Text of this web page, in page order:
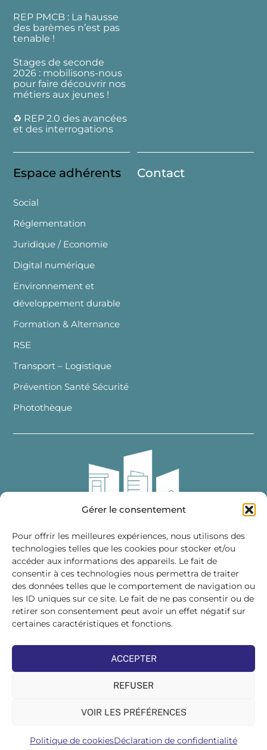
Gérer le consentement
Pour offrir les meilleures expériences, nous utilisons des
technologies telles que les cookies pour stocker et/ou
accéder aux informations des appareils. Le fait de
consentir à ces technologies nous permettra de traiter
des données telles que le comportement de navigation ou
les ID uniques sur ce site. Le fait de ne pas consentir ou de
retirer son consentement peut avoir un effet négatif sur
certaines caractéristiques et fonctions.
ACCEPTER
REFUSER
VOIR LES PRÉFÉRENCES
Politique de cookiesDéclaration de confidentialité
REP PMCB : La hausse
des barèmes n’est pas
tenable !
Stages de seconde
2026 : mobilisons-nous
pour faire découvrir nos
métiers aux jeunes !
♻️ REP 2.0 des avancées
et des interrogations
Espace adhérents
Social
Réglementation
Juridique / Economie
Digital numérique
Environnement et
développement durable
Formation & Alternance
RSE
Transport – Logistique
Prévention Santé Sécurité
Photothèque
Contact
Fédération des Distributeurs
de Matériaux de Construction
215 bis, boulevard Saint-Germain
75007 PARIS
Tél : 01 45 48 28 44
Suivez-nous sur les réseaux sociaux :